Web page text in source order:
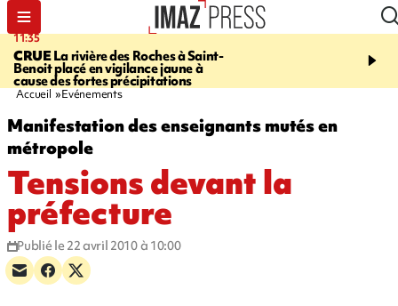
11:35
CRUELa rivière des Roches à Saint-
Benoit placé en vigilance jaune à
cause des fortes précipitations
11:57
Le
Papang a repris du
Accueil Evénements
Manifestation des enseignants mutés en
métropole
Tensions devant la
préfecture
Publié le 22 avril 2010 à 10:00